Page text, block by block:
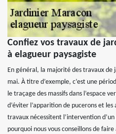
Confiez vos travaux de
à elagueur paysagiste
En général, la majorité des travaux de
mai. À titre d’exemple, c’est une
le traçage des massifs dans l’espace
d’éviter l’apparition de pucerons et
travaux nécessitent l’intervention
pourquoi nous vous conseillons de